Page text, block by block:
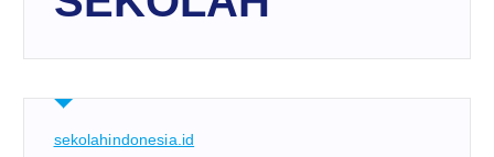
sekolahindonesia.id